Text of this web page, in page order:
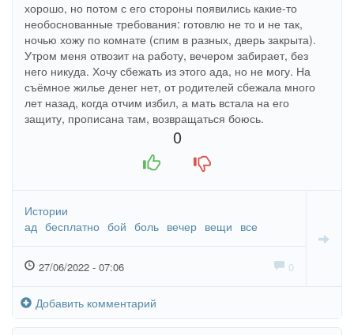
хорошо, но потом с его стороны появились какие-то
необоснованные требования: готовлю не то и не так,
ночью хожу по комнате (спим в разных, дверь закрыта).
Утром меня отвозит на работу, вечером забирает, без
него никуда. Хочу сбежать из этого ада, но не могу. На
съёмное жилье денег нет, от родителей сбежала много
лет назад, когда отчим избил, а мать встала на его
защиту, прописана там, возвращаться боюсь.
0
Истории
ад бесплатно бой боль вечер вещи все
27/06/2022 - 07:06 0
Добавить комментарий